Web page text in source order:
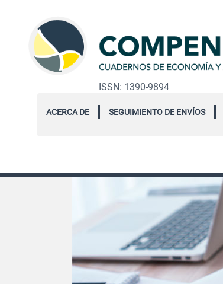
ISSN: 1390-9894
ACERCA DE SEGUIMIENTO DE ENVÍOS